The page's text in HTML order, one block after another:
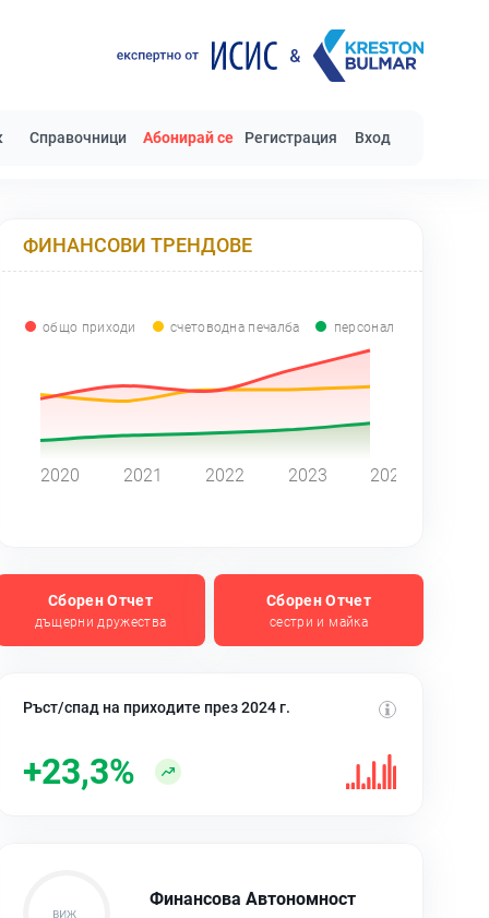
Справочници Абонирай се Регистрация Вход
ФИНАНСОВИ ТРЕНДОВЕ
общо приходи счетоводна печалба персонал
2020 2021 2022 2023 2024
Сборен Отчет
дъщерни дружества
Сборен Отчет
сестри и майка
Ръст/спад на приходите през 2024 г.
+23,3%
Финансова Автономност